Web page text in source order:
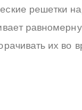
решетки
их во